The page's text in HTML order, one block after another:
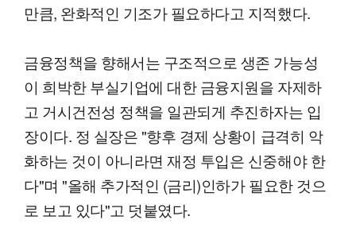
만큼, 완화적인 기조가 필요하다고 지적했다.
금융정책을 향해서는 구조적으로 생존 가능성
이 희박한 부실기업에 대한 금융지원을 자제하
고 거시건전성 정책을 일관되게 추진하자는 입
장이다. 정 실장은 "향후 경제 상황이 급격히 악
화하는 것이 아니라면 재정 투입은 신중해야 한
다"며 "올해 추가적인 (금리)인하가 필요한 것으
로 보고 있다"고 덧붙였다.